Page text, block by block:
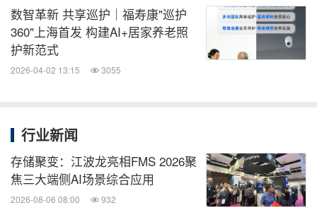
与金融业深度融合的典范。
数智革新 共享巡护｜福寿康"巡护
360"上海首发 构建AI+居家养老照
护新范式
2026-04-02 13:15 3055
行业新闻
存储聚变：江波龙亮相FMS 2026聚
焦三大端侧AI场景综合应用
2026-08-06 08:00 932